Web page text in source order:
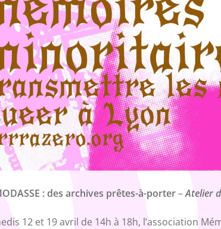
: des archives prêtes-à-porter–Atelier
12 et 19 avril de 14h à 18h, l’association